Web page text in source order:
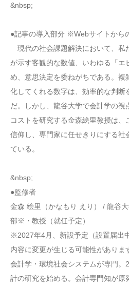
&nbsp;
●記事の導入部分 ※Webサイトから
現代の社会課題解決において、私
が示す客観的な数値、いわゆる「
め、意思決定を委ねがちである。複
化してくれる数字は、効率的な判断
だ。しかし、龍谷大学で会計学の
コストを研究する金森絵里教授は、
信仰し、専門家に任せきりにする社
ている。
&nbsp;
●監修者
金森 絵里（かなもり えり） / 龍谷
部※・教授（就任予定）
※2027年4月、新設予定（設置届出
内容に変更が生じる可能性がありま
会計学・環境社会システムが専門。
計の研究を始める。会計専門知が原